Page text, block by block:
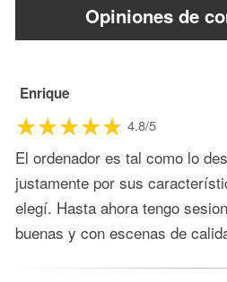
Opiniones de
Enrique
4.8/5
El ordenador es tal como lo
justamente por sus
elegí. Hasta ahora tengo
buenas y con escenas de